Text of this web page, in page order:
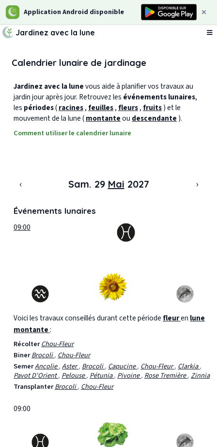
Application Android disponible
Jardinez avec la lune
Calendrier lunaire de jardinage
Jardinez avec la lunevous aide à planifier vos travaux au
jardin jour après jour. Retrouvez les événements lunaires,
les périodes(racines, feuilles, fleurs, fruits) et le
mouvement de la lune (montanteou descendante ).
Comment utiliser le calendrier lunaire
‹ Sam. 29 Mai 2027 ›
Événements lunaires
09:00
Voici les travaux conseillés durant cette période fleuren lune
montante:
RécolterChou-Fleur
BinerBrocoli,Chou-Fleur
SemerAncolie,Aster,Brocoli,Capucine,Chou-Fleur,Clarkia,
Pavot D'Orient,Pelouse,Pétunia,Pivoine,Rose Tremière,Zinnia
TransplanterBrocoli,Chou-Fleur
09:00